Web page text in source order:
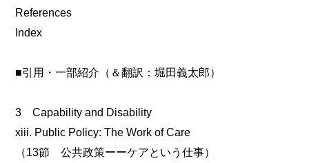
References
Index
■引用・一部紹介（＆翻訳：堀田義太郎）
3 Capability and Disability
xiii. Public Policy: The Work of Care
（13節 公共政策ーーケアという仕事）